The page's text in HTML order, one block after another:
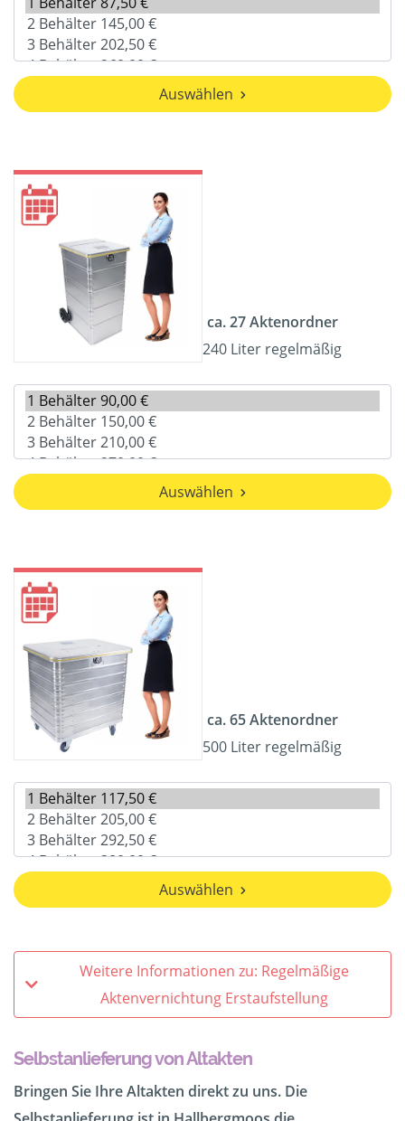
Auswählen
ca. 27 Aktenordner
240 Liter regelmäßig
Auswählen
ca. 65 Aktenordner
500 Liter regelmäßig
Auswählen
Weitere Informationen zu: Regelmäßige
Aktenvernichtung Erstaufstellung
Selbstanlieferung von Altakten
Bringen Sie Ihre Altakten direkt zu uns. Die